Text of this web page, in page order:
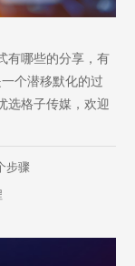
有哪些的分享，有
个潜移默化的过
选格子传媒，欢迎
步骤